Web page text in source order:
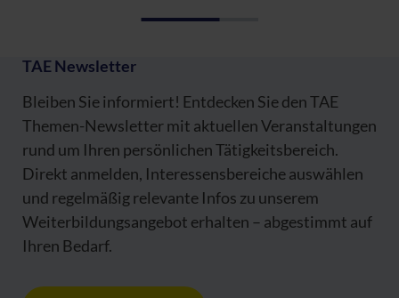
TAE Newsletter
Bleiben Sie informiert! Entdecken Sie den TAE
Themen-Newsletter mit aktuellen Veranstaltungen
rund um Ihren persönlichen Tätigkeitsbereich.
Direkt anmelden, Interessensbereiche auswählen
und regelmäßig relevante Infos zu unserem
Weiterbildungsangebot erhalten – abgestimmt auf
Ihren Bedarf.